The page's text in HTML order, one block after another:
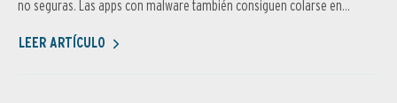
no seguras. Las apps con malware también consiguen colarse en...
LEER ARTÍCULO